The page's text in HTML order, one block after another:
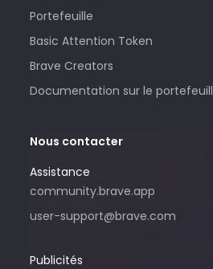
Portefeuille
Basic Attention Token
Brave Creators
Documentation sur le
Nous contacter
Assistance
community.brave.app
user-support@brave.com
Publicités
uniquement si vous souhaitez
des publicités auprès de
toute demande d’assistance,